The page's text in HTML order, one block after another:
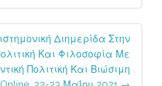
Διημερίδα Στην
Και Φιλοσοφία Με
Πολιτική Και Βιώσιμη